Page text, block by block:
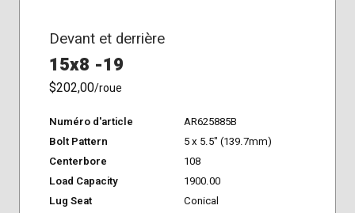
Devant et derrière
15x8 -19
$202,00/roue
Numéro d'article
AR625885B
Bolt Pattern
5 x 5.5" (139.7mm)
Centerbore
108
Load Capacity
1900.00
Lug Seat
Conical